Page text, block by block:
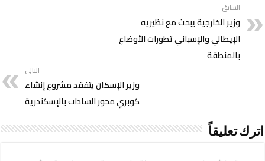
السابق
وزير الخارجية يبحث مع نظيريه
الإيطالي والإسباني تطورات الأوضاع
بالمنطقة
التالي
وزير الإسكان يتفقد مشروع إنشاء
كوبري محور السادات بالإسكندرية
اترك تعليقاً